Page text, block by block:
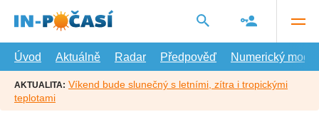
hlavní
Úvod
Aktuálně Radar Předpověď Numerický model
AKTUALITA: Víkend bude slunečný s letními, zítra i tropickými
teplotami